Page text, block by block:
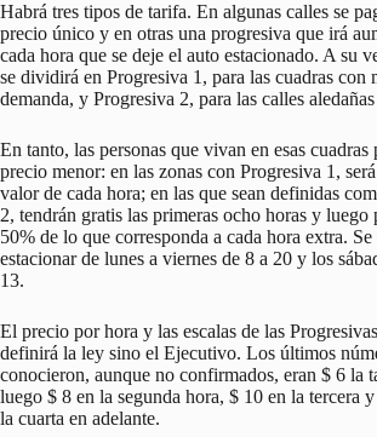
Habrá tres tipos de tarifa. En algunas calles se
precio único y en otras una progresiva que irá
cada hora que se deje el auto estacionado. A su
se dividirá en Progresiva 1, para las cuadras con
demanda, y Progresiva 2, para las calles aledañas
En tanto, las personas que vivan en esas cuadras
precio menor: en las zonas con Progresiva 1,
valor de cada hora; en las que sean definidas
2, tendrán gratis las primeras ocho horas y luego
50% de lo que corresponda a cada hora extra.
estacionar de lunes a viernes de 8 a 20 y los
13.
El precio por hora y las escalas de las
definirá la ley sino el Ejecutivo. Los últimos
conocieron, aunque no confirmados, eran $ 6 la
luego $ 8 en la segunda hora, $ 10 en la tercera
la cuarta en adelante.